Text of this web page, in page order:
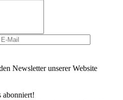
Newsletter unserer Website
abonniert!